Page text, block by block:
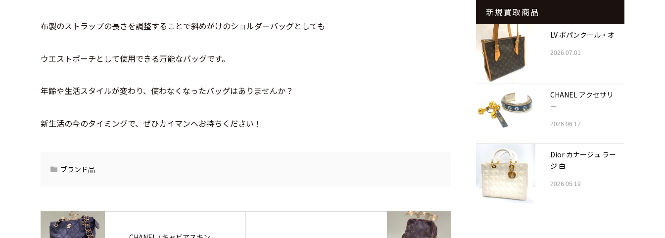
布製のストラップの長さを調整することで斜めがけのショルダーバッグとしても
ウエストポーチとして使用できる万能なバッグです。
年齢や生活スタイルが変わり、使わなくなったバッグはありませんか？
新生活の今のタイミングで、ぜひカイマンへお持ちください！
ブランド品
新規買取商品
LV ポパンクール・オ
2026.07.01
CHANEL アクセサリ
ー
2026.06.17
Dior カナージュ ラー
ジ 白
2026.05.19